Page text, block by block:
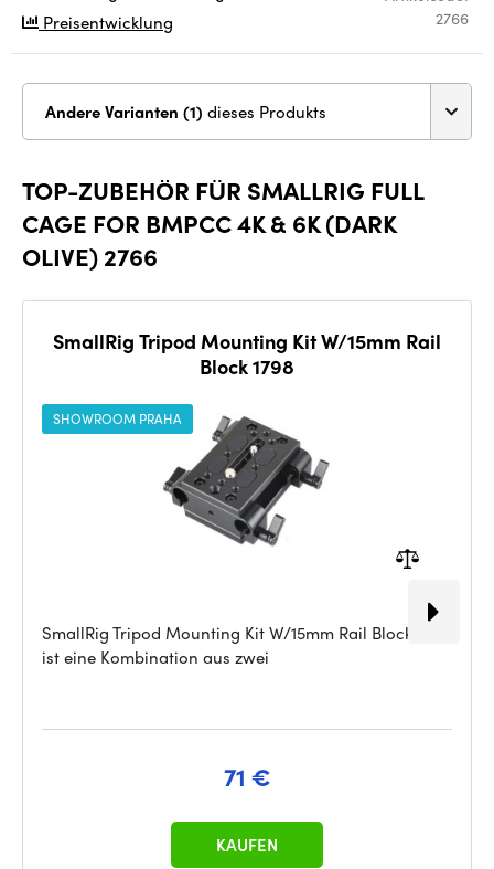
2766
Preisentwicklung
Andere Varianten (1) dieses Produkts
TOP-ZUBEHÖR FÜR SMALLRIG FULL
CAGE FOR BMPCC 4K & 6K (DARK
OLIVE) 2766
SmallRig Tripod Mounting Kit W/15mm Rail
Block 1798
SHOWROOM PRAHA
SmallRig Tripod Mounting Kit W/15mm Rail Block 1798
ist eine Kombination aus zwei
71 €
KAUFEN